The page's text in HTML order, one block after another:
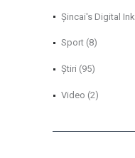
Șincai's Digital Ink
Sport(8)
Știri (95)
Video (2)